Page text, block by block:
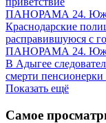
ПАНОРАМА 24.
Краснодарские
расправившуюся с
ПАНОРАМА 24.
В Адыгее
смерти пенсионерки
Показать ещё
Самое